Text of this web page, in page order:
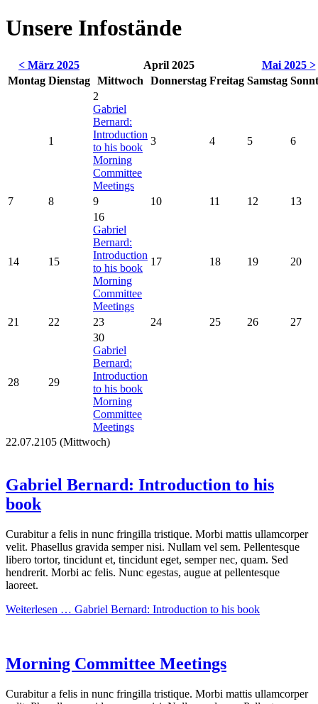
Unsere Infostände
< März 2025 April 2025
Mai 2025 >
Montag Dienstag Mittwoch Donnerstag Freitag Samstag
1
2
Gabriel
Bernard:
Introduction
to his book
Morning
Committee
Meetings
3 4 5 6
7 8 9 10 11 12 13
14 15
16
Gabriel
Bernard:
Introduction
to his book
Morning
Committee
Meetings
17 18 19 20
21 22 23 24 25 26 27
28 29
30
Gabriel
Bernard:
Introduction
to his book
Morning
Committee
Meetings
22.07.2105 (Mittwoch)
Gabriel Bernard: Introduction to his
book
Curabitur a felis in nunc fringilla tristique. Morbi mattis ullamcorper
velit. Phasellus gravida semper nisi. Nullam vel sem. Pellentesque
libero tortor, tincidunt et, tincidunt eget, semper nec, quam. Sed
hendrerit. Morbi ac felis. Nunc egestas, augue at pellentesque
laoreet.
Weiterlesen … Gabriel Bernard: Introduction to his book
Morning Committee Meetings
Curabitur a felis in nunc fringilla tristique. Morbi mattis ullamcorper